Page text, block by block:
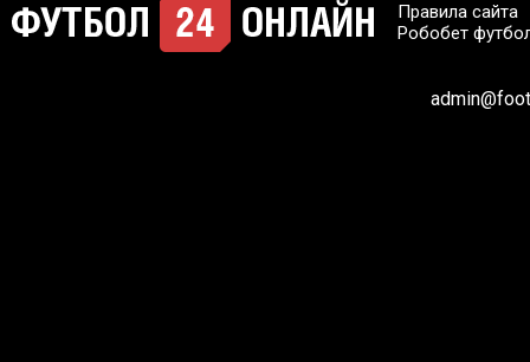
Правила сайта
Робобет